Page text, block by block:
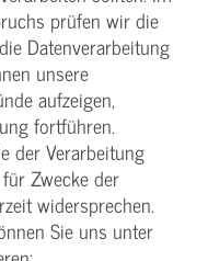
prüfen wir die
Datenverarbeitung
unsere
aufzeigen,
fortführen.
der Verarbeitung
Zwecke der
widersprechen.
Sie uns unter